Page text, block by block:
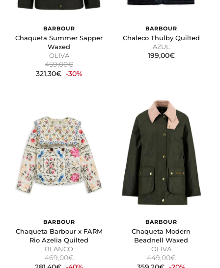
BARBOUR
Chaqueta Summer Sapper
Waxed
OLIVA
459,00€
321,30€ -30%
BARBOUR
Chaleco Thulby Quilted
AZUL
199,00€
BARBOUR
Chaqueta Barbour x FARM
Rio Azelia Quilted
BLANCO
469,00€
BARBOUR
Chaqueta Modern
Beadnell Waxed
OLIVA
449,00€